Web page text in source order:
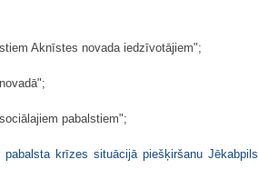
Aknīstes novada iedzīvotājiem";
pabalstiem";
krīzes situācijā piešķiršanu Jēkabpils